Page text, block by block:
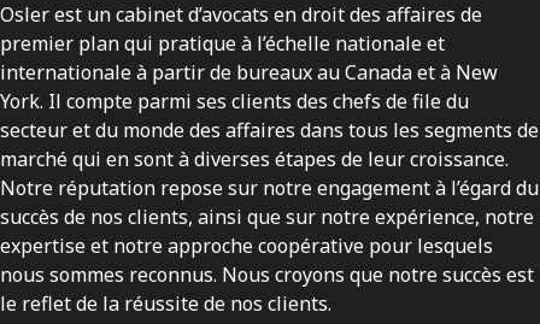
Osler est un cabinet d’avocats en droit des affaires de
premier plan qui pratique à l’échelle nationale et
internationale à partir de bureaux au Canada et à New
York. Il compte parmi ses clients des chefs de file du
secteur et du monde des affaires dans tous les segments de
marché qui en sont à diverses étapes de leur croissance.
Notre réputation repose sur notre engagement à l’égard du
succès de nos clients, ainsi que sur notre expérience, notre
expertise et notre approche coopérative pour lesquels
nous sommes reconnus. Nous croyons que notre succès est
le reflet de la réussite de nos clients.